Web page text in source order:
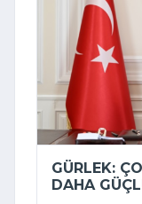
GÜRLEK:
DAHA